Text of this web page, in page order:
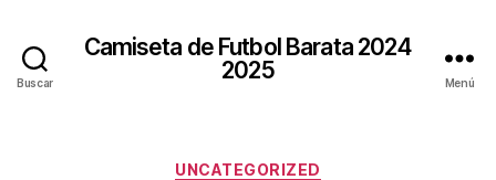
Buscar
Camiseta de Futbol Barata 2024
2025
Menú
Categorías
UNCATEGORIZED